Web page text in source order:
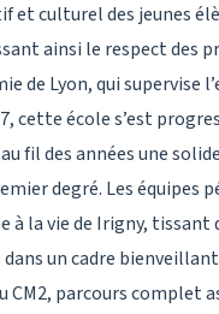
et culturel des jeunes
ainsi le respect
de Lyon, qui supervise
cette école s’est
fil des années une
degré. Les équipes
à la vie de Irigny, tissant
un cadre
CM2, parcours complet